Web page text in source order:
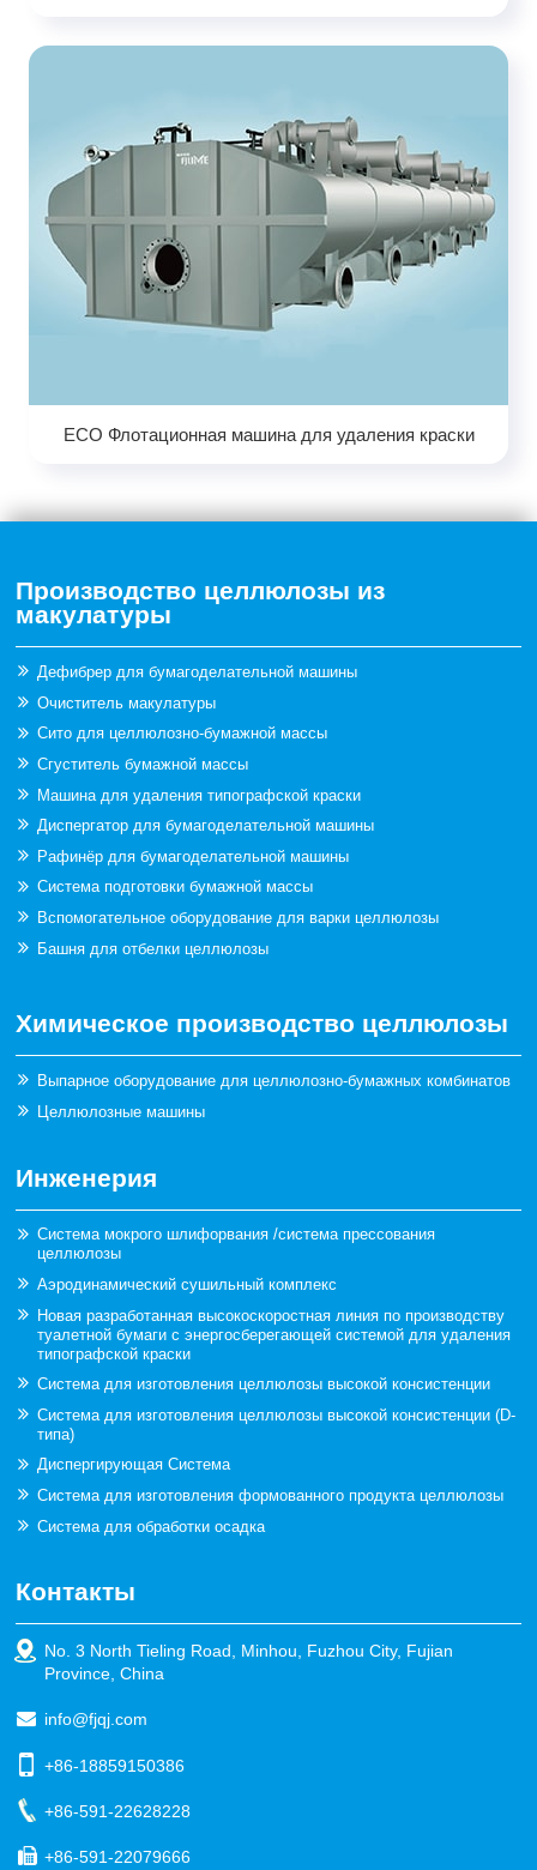
ECO Флотационная машина для удаления краски
Производство целлюлозы из
макулатуры
Дефибрер для бумагоделательной машины
Очиститель макулатуры
Сито для целлюлозно-бумажной массы
Сгуститель бумажной массы
Машина для удаления типографской краски
Диспергатор для бумагоделательной машины
Рафинёр для бумагоделательной машины
Система подготовки бумажной массы
Вспомогательное оборудование для варки целлюлозы
Башня для отбелки целлюлозы
Химическое производство целлюлозы
Выпарное оборудование для целлюлозно-бумажных комбинатов
Целлюлозные машины
Инженерия
Система мокрого шлифорвания /система прессования
целлюлозы
Аэродинамический сушильный комплекс
Новая разработанная высокоскоростная линия по производству
туалетной бумаги с энергосберегающей системой для удаления
типографской краски
Система для изготовления целлюлозы высокой консистенции
Система для изготовления целлюлозы высокой консистенции (D-
типа)
Диспергирующая Система
Система для изготовления формованного продукта целлюлозы
Система для обработки осадка
Контакты
No. 3 North Tieling Road, Minhou, Fuzhou City, Fujian
Province, China
info@fjqj.com
+86-18859150386
+86-591-22628228
+86-591-22079666